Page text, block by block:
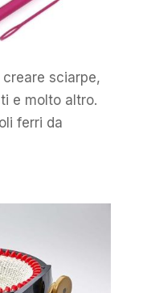
sciarpe,
e molto altro.
ferri da